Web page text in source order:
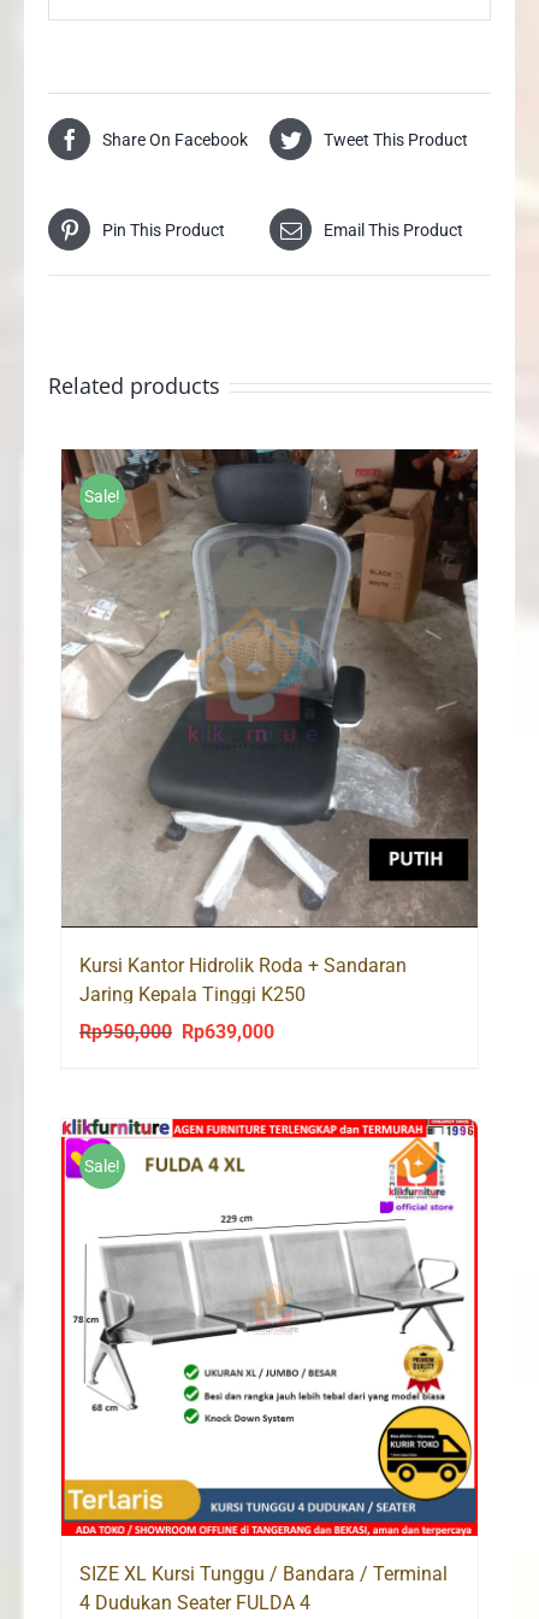
Share On Facebook Tweet This Product
Pin This Product Email This Product
Related products
Sale!
Kursi Kantor Hidrolik Roda + Sandaran
Jaring Kepala Tinggi K250
Rp950,000
Original
Rp950,000.
Rp639,000Current
Rp639,000.
Sale!
SIZE XL Kursi Tunggu / Bandara / Terminal
4 Dudukan Seater FULDA 4